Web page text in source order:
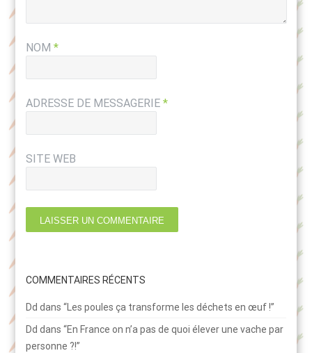
NOM*
ADRESSE DE MESSAGERIE*
SITE WEB
COMMENTAIRES RÉCENTS
Dd dans“Les poules ça transforme les déchets en œuf !”
Dd dans“En France on n’a pas de quoi élever une vache par
personne ?!”